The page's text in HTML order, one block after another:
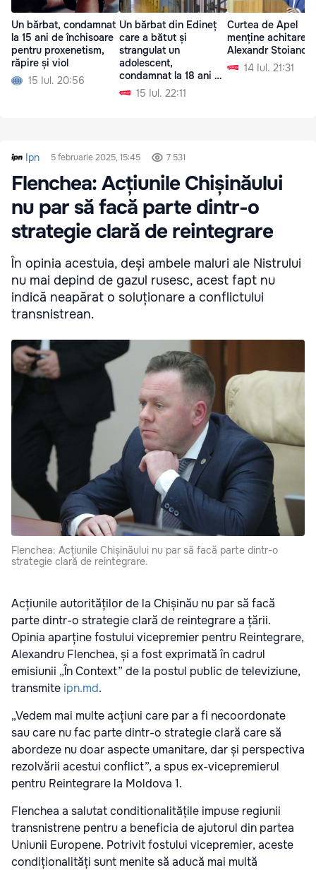
Un bărbat, condamnat
la 15 ani de închisoare
pentru proxenetism,
răpire și viol
15 Iul. 20:56
Un bărbat din Edineț
care a bătut și
strangulat un
adolescent,
condamnat la 18 ani de
închisoare
15 Iul. 22:11
Curtea de Apel
menține achitarea
Alexandr
14 Iul. 21:31
Ipn 5 februarie 2025, 15:45 7 531
Flenchea: Acțiunile Chișinăului
nu par să facă parte dintr-o
strategie clară de reintegrare
În opinia acestuia, deși ambele maluri ale Nistrului
nu mai depind de gazul rusesc, acest fapt nu
indică neapărat o soluționare a conflictului
transnistrean.
Flenchea: Acțiunile Chișinăului nu par să facă parte dintr-o
strategie clară de reintegrare.
Acțiunile autorităților de la Chișinău nu par să facă
parte dintr-o strategie clară de reintegrare a țării.
Opinia aparține fostului vicepremier pentru Reintegrare,
Alexandru Flenchea, și a fost exprimată în cadrul
emisiunii „În Context” de la postul public de televiziune,
transmite ipn.md.
„Vedem mai multe acțiuni care par a fi necoordonate
sau care nu fac parte dintr-o strategie clară care să
abordeze nu doar aspecte umanitare, dar și perspectiva
rezolvării acestui conflict”, a spus ex-vicepremierul
pentru Reintegrare la Moldova 1.
Flenchea a salutat conditionalitățile impuse regiunii
transnistrene pentru a beneficia de ajutorul din partea
Uniunii Europene. Potrivit fostului vicepremier, aceste
condiționalități sunt menite să aducă mai multă